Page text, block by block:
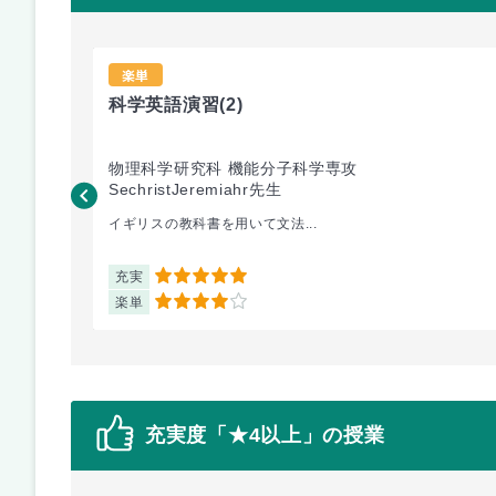
楽単
科学英語演習(2)
物理科学研究科 機能分子科学専攻
SechristJeremiahr先生
イギリスの教科書を用いて文法...
充実 5
楽単 4
充実度「★4以上」の授業